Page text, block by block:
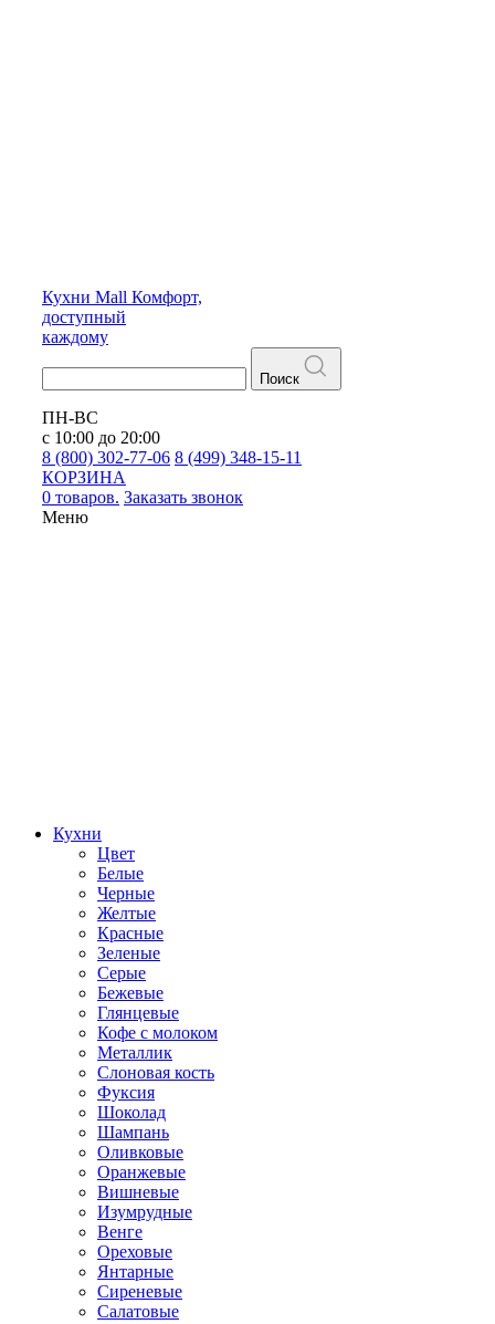
Кухни Mall Комфорт,
доступный
каждому
Поиск
ПН-ВС
с 10:00 до 20:00
8 (800) 302-77-06 8 (499) 348-15-11
КОРЗИНА
0 товаров. Заказать звонок
Меню
Кухни
Цвет
Белые
Черные
Желтые
Красные
Зеленые
Серые
Бежевые
Глянцевые
Кофе с молоком
Металлик
Слоновая кость
Фуксия
Шоколад
Шампань
Оливковые
Оранжевые
Вишневые
Изумрудные
Венге
Ореховые
Янтарные
Сиреневые
Салатовые